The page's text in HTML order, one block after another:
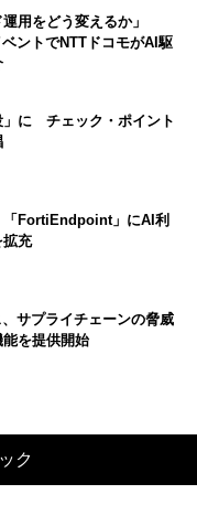
運用をどう変えるか」
ントでNTTドコモがAI駆
」に チェック・ポイント
「FortiEndpoint」にAI利
拡充
サプライチェーンの脅威
を提供開始
ク